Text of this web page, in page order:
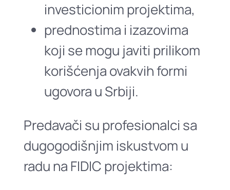
investicionim projektima,
prednostima i izazovima
koji se mogu javiti prilikom
korišćenja ovakvih formi
ugovora u Srbiji.
Predavači su profesionalci sa
dugogodišnjim iskustvom u
radu na FIDIC projektima: